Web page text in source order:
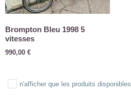
Brompton Bleu 1998 5
vitesses
990,00 €
n'afficher que les produits disponibles